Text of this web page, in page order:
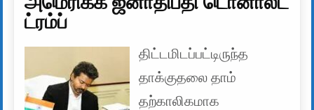
ட்ரம்ப்
திட்டமிடப்பட்டிருந்த
தாக்குதலை தாம்
தற்காலிகமாக